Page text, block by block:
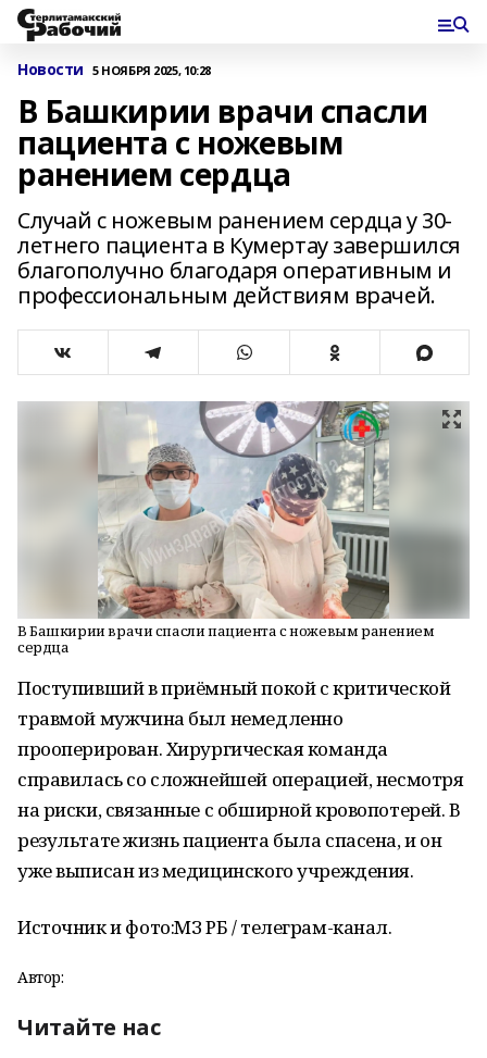
Новости 5 НОЯБРЯ 2025, 10:28
В Башкирии врачи спасли
пациента с ножевым
ранением сердца
Случай с ножевым ранением сердца у 30-
летнего пациента в Кумертау завершился
благополучно благодаря оперативным и
профессиональным действиям врачей.
В Башкирии врачи спасли пациента с ножевым ранением
сердца
Поступивший в приёмный покой с критической
травмой мужчина был немедленно
прооперирован. Хирургическая команда
справилась со сложнейшей операцией, несмотря
на риски, связанные с обширной кровопотерей. В
результате жизнь пациента была спасена, и он
уже выписан из медицинского учреждения.
Источник и фото:МЗ РБ / телеграм-канал.
Автор:
Читайте нас